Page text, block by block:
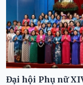
Đại hội Phụ nữ